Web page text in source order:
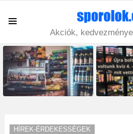
Akciók,
LATEST
STORIES
HÍREK-ÉRDEKESSÉGEK